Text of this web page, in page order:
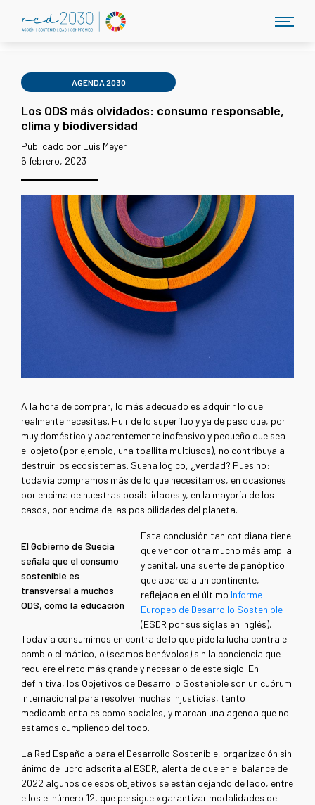
AGENDA 2030
Los ODS más olvidados: consumo responsable,
clima y biodiversidad
Publicado por Luis Meyer
6 febrero, 2023
A la hora de comprar, lo más adecuado es adquirir lo que
realmente necesitas. Huir de lo superfluo y ya de paso que, por
muy doméstico y aparentemente inofensivo y pequeño que sea
el objeto (por ejemplo, una toallita multiusos), no contribuya a
destruir los ecosistemas. Suena lógico, ¿verdad? Pues no:
todavía compramos más de lo que necesitamos, en ocasiones
por encima de nuestras posibilidades y, en la mayoría de los
casos, por encima de las posibilidades del planeta.
El Gobierno de Suecia
señala que el consumo
sostenible es
transversal a muchos
ODS, como la educación
Esta conclusión tan cotidiana tiene
que ver con otra mucho más amplia
y cenital, una suerte de panóptico
que abarca a un continente,
reflejada en el último Informe
Europeo de Desarrollo Sostenible
(ESDR por sus siglas en inglés).
Todavía consumimos en contra de lo que pide la lucha contra el
cambio climático, o (seamos benévolos) sin la conciencia que
requiere el reto más grande y necesario de este siglo. En
definitiva, los Objetivos de Desarrollo Sostenible son un cuórum
internacional para resolver muchas injusticias, tanto
medioambientales como sociales, y marcan una agenda que no
estamos cumpliendo del todo.
La Red Española para el Desarrollo Sostenible, organización sin
ánimo de lucro adscrita al ESDR, alerta de que en el balance de
2022 algunos de esos objetivos se están dejando de lado, entre
ellos el número 12, que persigue «garantizar modalidades de